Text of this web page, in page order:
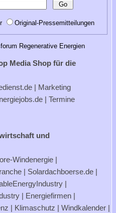
Original-Pressemitteilungen
Regenerative Energien
Media Shop für die
| Marketing
| Termine
und
Windenergie |
| Solardachboerse.de |
|
| Energiefirmen |
| Klimaschutz | Windkalender |